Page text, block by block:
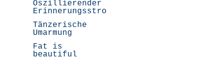
Oszillierender
Erinnerungsstrom
Tänzerische
Umarmung
Fat is
beautiful